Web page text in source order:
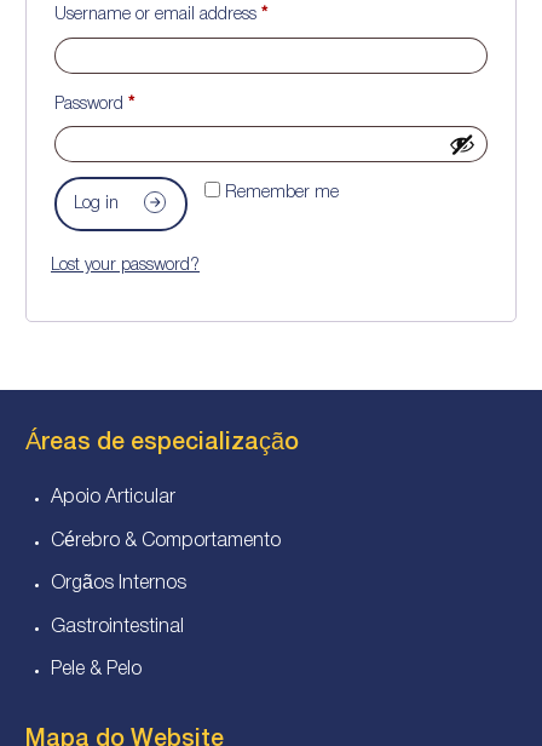
Username or email address *Required
Password *Required
Remember me
Log in
Lost your password?
Áreas de especialização
Apoio Articular
Cérebro & Comportamento
Orgãos Internos
Gastrointestinal
Pele & Pelo
Mapa do Website